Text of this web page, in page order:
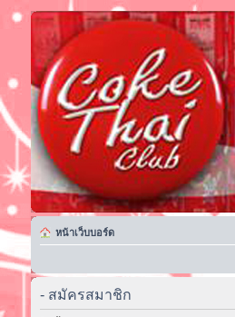
หน้าเว็บบอร์ด
- สมัครสมาชิก